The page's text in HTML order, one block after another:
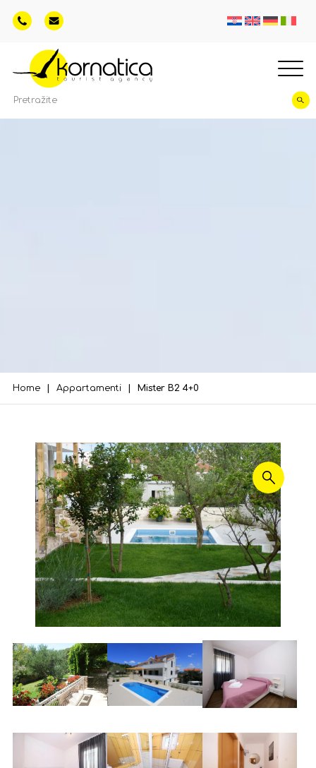
Home Appartamenti Mister B2 4+0